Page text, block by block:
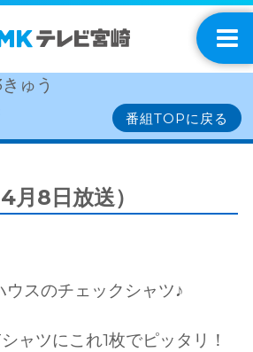
番組TOPに戻る
月8日放送）
スのチェックシャツ♪
ャツにこれ1枚でピッタリ！